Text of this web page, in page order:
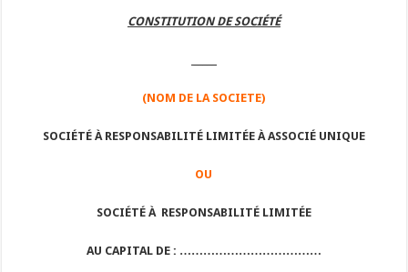
CONSTITUTION DESOCIÉTÉ
(NOM DE LA SOCIETE)
SOCIÉTÉ À RESPONSABILITÉ LIMITÉE À ASSOCIÉ UNIQUE
OU
SOCIÉTÉ À RESPONSABILITÉ LIMITÉE
AU CAPITAL DE : ………………………………